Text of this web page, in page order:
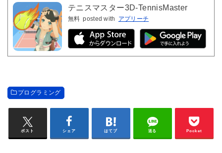
テニスマスター3D-TennisMaster
無料 posted with アプリーチ
プログラミング
ポスト シェア はてブ 送る Pocket